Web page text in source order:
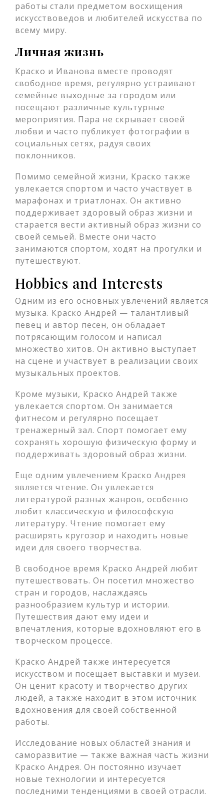
работы стали предметом восхищения
искусствоведов и любителей искусства по
всему миру.
Личная жизнь
Краско и Иванова вместе проводят
свободное время, регулярно устраивают
семейные выходные за городом или
посещают различные культурные
мероприятия. Пара не скрывает своей
любви и часто публикует фотографии в
социальных сетях, радуя своих
поклонников.
Помимо семейной жизни, Краско также
увлекается спортом и часто участвует в
марафонах и триатлонах. Он активно
поддерживает здоровый образ жизни и
старается вести активный образ жизни со
своей семьей. Вместе они часто
занимаются спортом, ходят на прогулки и
путешествуют.
Hobbies and Interests
Одним из его основных увлечений является
музыка. Краско Андрей — талантливый
певец и автор песен, он обладает
потрясающим голосом и написал
множество хитов. Он активно выступает
на сцене и участвует в реализации своих
музыкальных проектов.
Кроме музыки, Краско Андрей также
увлекается спортом. Он занимается
фитнесом и регулярно посещает
тренажерный зал. Спорт помогает ему
сохранять хорошую физическую форму и
поддерживать здоровый образ жизни.
Еще одним увлечением Краско Андрея
является чтение. Он увлекается
литературой разных жанров, особенно
любит классическую и философскую
литературу. Чтение помогает ему
расширять кругозор и находить новые
идеи для своего творчества.
В свободное время Краско Андрей любит
путешествовать. Он посетил множество
стран и городов, наслаждаясь
разнообразием культур и истории.
Путешествия дают ему идеи и
впечатления, которые вдохновляют его в
творческом процессе.
Краско Андрей также интересуется
искусством и посещает выставки и музеи.
Он ценит красоту и творчество других
людей, а также находит в этом источник
вдохновения для своей собственной
работы.
Исследование новых областей знания и
саморазвитие — также важная часть жизни
Краско Андрея. Он постоянно изучает
новые технологии и интересуется
последними тенденциями в своей отрасли.